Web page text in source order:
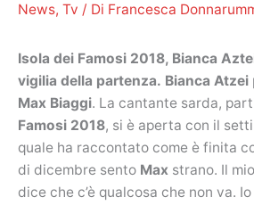
News, Tv / Di Francesca
Isola dei Famosi 2018, Bianca
vigilia della partenza. Bianca Atzei
Max Biaggi. La cantante sarda,
Famosi 2018, si è aperta con il
quale ha raccontato come è finita
di dicembre sento Max strano. Il
dice che c’è qualcosa che non va.